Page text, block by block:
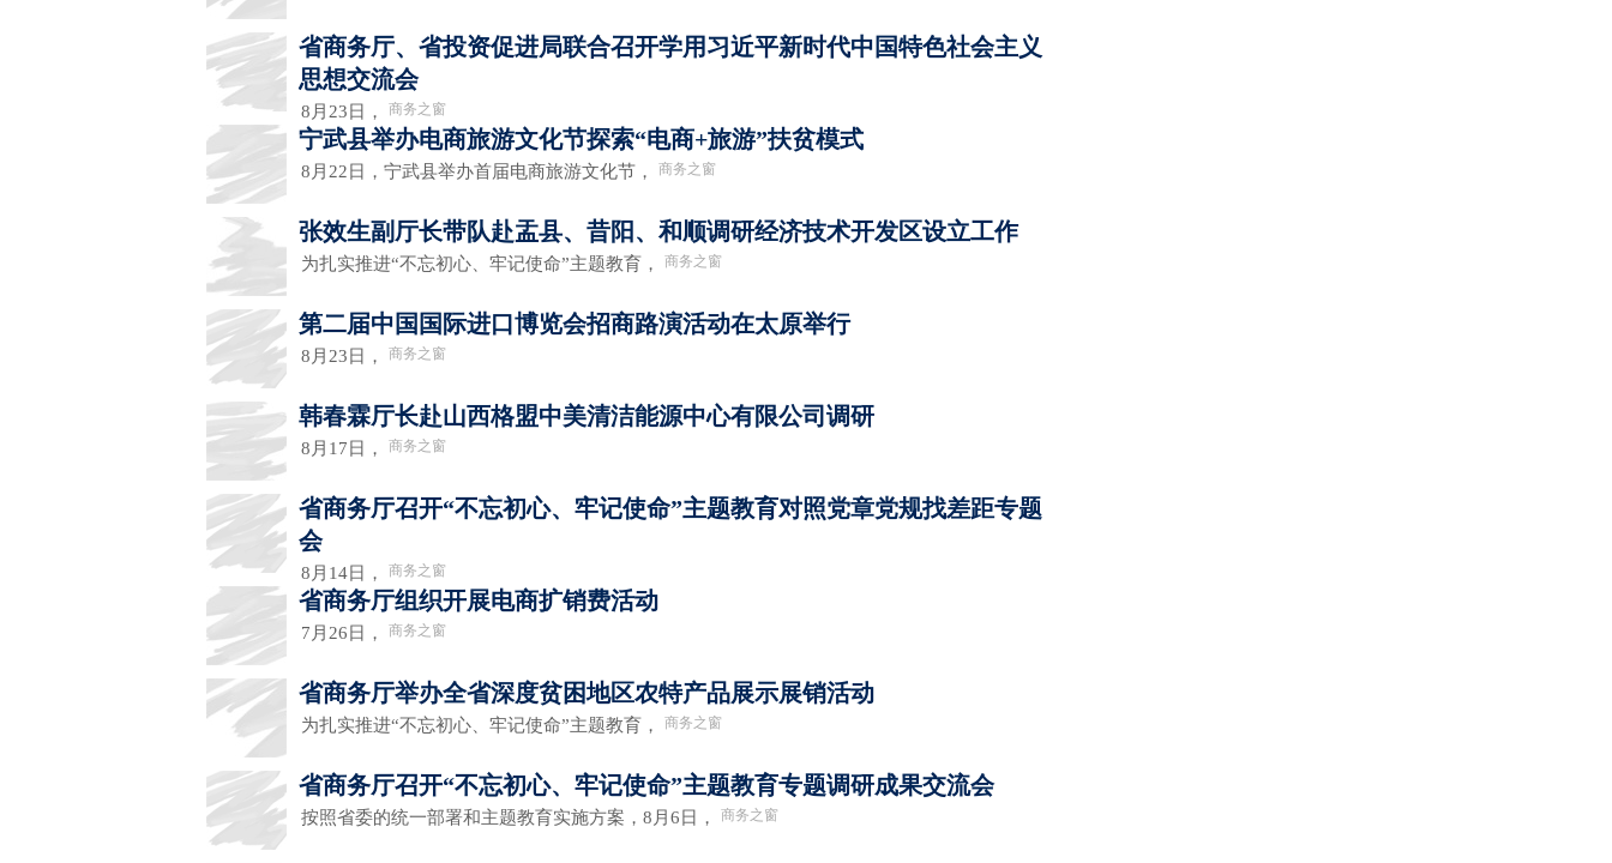
省商务厅、省投资促进局联合召开学用习近平新时代中国特色社会主义
思想交流会
8月23日， 商务之窗
宁武县举办电商旅游文化节探索“电商+旅游”扶贫模式
8月22日，宁武县举办首届电商旅游文化节， 商务之窗
张效生副厅长带队赴盂县、昔阳、和顺调研经济技术开发区设立工作
为扎实推进“不忘初心、牢记使命”主题教育， 商务之窗
第二届中国国际进口博览会招商路演活动在太原举行
8月23日， 商务之窗
韩春霖厅长赴山西格盟中美清洁能源中心有限公司调研
8月17日， 商务之窗
省商务厅召开“不忘初心、牢记使命”主题教育对照党章党规找差距专题
会
8月14日， 商务之窗
省商务厅组织开展电商扩销费活动
7月26日， 商务之窗
省商务厅举办全省深度贫困地区农特产品展示展销活动
为扎实推进“不忘初心、牢记使命”主题教育， 商务之窗
省商务厅召开“不忘初心、牢记使命”主题教育专题调研成果交流会
按照省委的统一部署和主题教育实施方案，8月6日， 商务之窗